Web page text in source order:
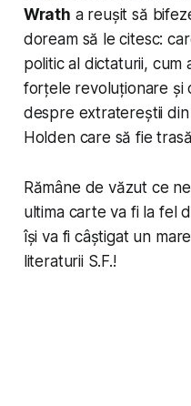
Wrath a reușit să
doream să le citesc:
politic al dictaturii, cum
forțele revoluționare și
despre extratereștii
Holden care să fie
Rămâne de văzut ce
ultima carte va fi la fel
își va fi câștigat un
literaturii S.F.!